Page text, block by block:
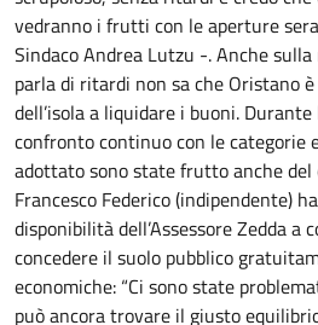
vedranno i frutti con le aperture
Sindaco Andrea Lutzu -. Anche
parla di ritardi non sa che Oristano
dell’isola a liquidare i buoni. Durante
confronto continuo con le categorie
adottato sono state frutto anche del
Francesco Federico (indipendente)
disponibilità dell’Assessore Zedda a
concedere il suolo pubblico
economiche: “Ci sono state
può ancora trovare il giusto